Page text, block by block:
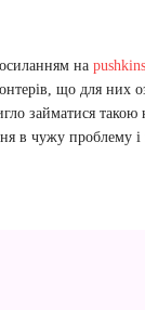
на
що для них
займатися
в чужу проблему